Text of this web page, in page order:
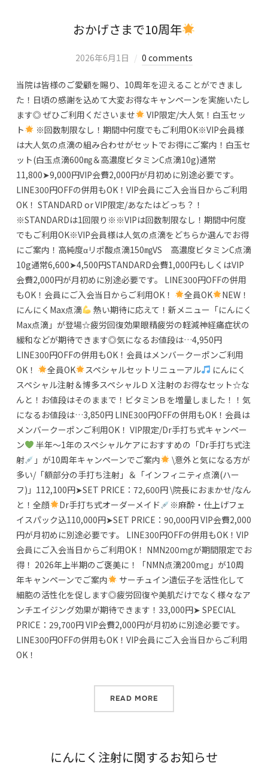
おかげさまで10周年
2026年6月1日 0 comments
当院は皆様のご愛顧を賜り、10周年を迎えることができまし
た！日頃の感謝を込めて大変お得なキャンペーンを実施いたし
ます◎ ぜひご利用くださいませ
VIP限定/大人気！白玉セッ
ト
※回数制限なし！期間中何度でもご利用OK※VIP会員様
は大人気の点滴の組み合わせがセットでお得にご案内！白玉セ
ット(白玉点滴600㎎＆高濃度ビタミンC点滴10g)通常
11,800➤9,000円VIP会費2,000円が月初めに別途必要です。
LINE300円OFFの併用もOK！VIP会員にご入会当日からご利用
OK！ STANDARD or VIP限定/あなたはどっち？！
※STANDARDは1回限り※※VIPは回数制限なし！期間中何度
でもご利用OK※VIP会員様は人気の点滴をどちらか選んでお得
にご案内！高純度αリポ酸点滴150㎎VS 高濃度ビタミンC点滴
10g通常6,600➤4,500円STANDARD会費1,000円もしくはVIP
会費2,000円が月初めに別途必要です。 LINE300円OFFの併用
もOK！会員にご入会当日からご利用OK！
全員OK
NEW！
にんにくMax点滴
熱い期待に応えて！新メニュー「にんにく
Max点滴」が登場☆疲労回復効果眼精疲労の軽減神経痛症状の
緩和などが期待できます◎気になるお値段は…4,950円
LINE300円OFFの併用もOK！会員はメンバークーポンご利用
OK！
全員OK スペシャルセットリニューアル
にんにく
スペシャル注射＆博多スペシャルＤＸ注射のお得なセット☆な
んと！お値段はそのままで！ビタミンＢを増量しました！！気
になるお値段は…3,850円 LINE300円OFFの併用もOK！会員は
メンバークーポンご利用OK！ VIP限定/Dr手打ち式キャンペー
ン
半年～1年のスペシャルケアにおすすめの「Dr手打ち式注
射
」が10周年キャンペーンでご案内
\意外と気になる方が
多い/「額部分の手打ち注射」＆「インフィニティ点滴(ハー
フ)」112,100円➤SET PRICE：72,600円 \院長におまかせ/なん
と！全顔
Dr手打ち式オーダーメイド
※麻酔・仕上げフェ
イスパック込110,000円➤SET PRICE：90,000円 VIP会費2,000
円が月初めに別途必要です。 LINE300円OFFの併用もOK！VIP
会員にご入会当日からご利用OK！ NMN200mgが期間限定でお
得！ 2026年上半期のご褒美に！「NMN点滴200mg」が10周
年キャンペーンでご案内
サーチュイン遺伝子を活性化して
細胞の活性化を促します◎疲労回復や美肌だけでなく様々なア
ンチエイジング効果が期待できます！33,000円➤ SPECIAL
PRICE：29,700円 VIP会費2,000円が月初めに別途必要です。
LINE300円OFFの併用もOK！VIP会員にご入会当日からご利用
OK！
READ MORE
にんにく注射に関するお知らせ